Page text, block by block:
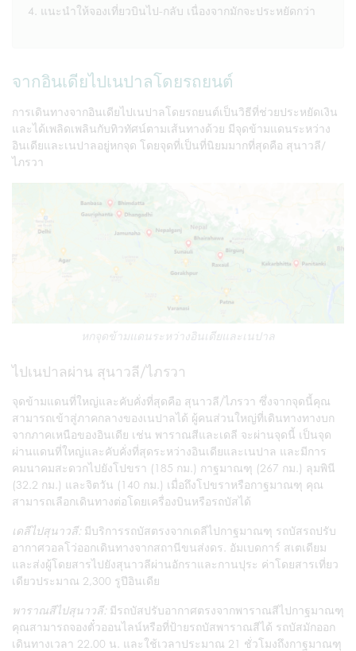
แนะนำให้จองเที่ยวบินไป-กลับ เนื่องจากมักจะประหยัดกว่า
จากอินเดียไปเนปาลโดยรถยนต์
การเดินทางจากอินเดียไปเนปาลโดยรถยนต์เป็นวิธีที่ช่วยประหยัดเงิน
และได้เพลิดเพลินกับทิวทัศน์ตามเส้นทางด้วย มีจุดข้ามแดนระหว่าง
อินเดียและเนปาลอยู่หกจุด โดยจุดที่เป็นที่นิยมมากที่สุดคือ สุนาวลี/
ไภรวา
หกจุดข้ามแดนระหว่างอินเดียและเนปาล
ไปเนปาลผ่าน สุนาวลี/ไภรวา
จุดข้ามแดนที่ใหญ่และคับคั่งที่สุดคือ สุนาวลี/ไภรวา ซึ่งจากจุดนี้คุณ
สามารถเข้าสู่ภาคกลางของเนปาลได้ ผู้คนส่วนใหญ่ที่เดินทางทางบก
จากภาคเหนือของอินเดีย เช่น พาราณสีและเดลี จะผ่านจุดนี้ เป็นจุด
ผ่านแดนที่ใหญ่และคับคั่งที่สุดระหว่างอินเดียและเนปาล และมีการ
คมนาคมสะดวกไปยังโปขรา (185 กม.) กาฐมาณฑุ (267 กม.) ลุมพินี
(32.2 กม.) และจิตวัน (140 กม.) เมื่อถึงโปขราหรือกาฐมาณฑุ คุณ
สามารถเลือกเดินทางต่อโดยเครื่องบินหรือรถบัสได้
เดลีไปสุนาวลี: มีบริการรถบัสตรงจากเดลีไปกาฐมาณฑุ รถบัสรถปรับ
อากาศวอลโว่ออกเดินทางจากสถานีขนส่งดร. อัมเบดการ์ สเตเดียม
และส่งผู้โดยสารไปยังสุนาวลีผ่านอักราและกานปุระ ค่าโดยสารเที่ยว
เดียวประมาณ 2,300 รูปีอินเดีย
พาราณสีไปสุนาวลี: มีรถบัสปรับอากาศตรงจากพาราณสีไปกาฐมาณฑุ
คุณสามารถจองตั๋วออนไลน์หรือที่ป้ายรถบัสพาราณสีได้ รถบัสมักออก
เดินทางเวลา 22.00 น. และใช้เวลาประมาณ 21 ชั่วโมงถึงกาฐมาณฑุ